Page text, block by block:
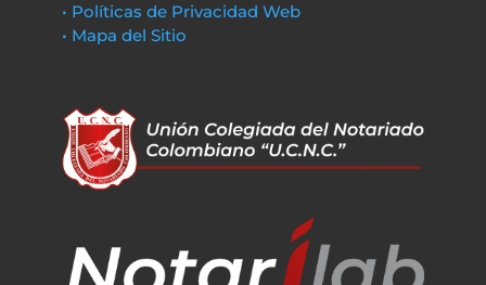
• Políticas de Privacidad Web
• Mapa del Sitio